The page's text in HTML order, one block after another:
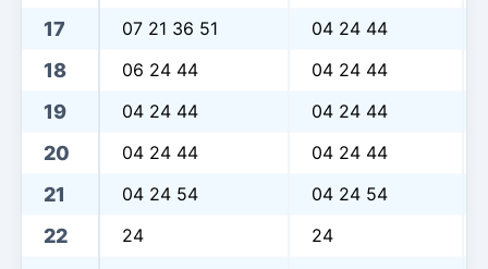
17 07 21 36 51 04 24 44
18 06 24 44 04 24 44
19 04 24 44 04 24 44
20 04 24 44 04 24 44
21 04 24 54 04 24 54
22 24 24